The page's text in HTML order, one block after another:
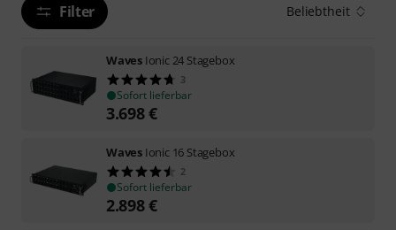
Filter Beliebtheit
Waves Ionic 24 Stagebox
3
Sofort lieferbar
3.698€
Waves Ionic 16 Stagebox
2
Sofort lieferbar
2.898€